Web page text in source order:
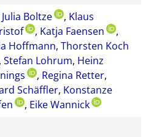
this
docu
ment
Julia Boltze , Klaus
, Katja Faensen
,
Hoffmann, Thorsten Koch
, Stefan Lohrum, Heinz
, Regina Retter,
Schäffler, Konstanze
, Eike Wannick